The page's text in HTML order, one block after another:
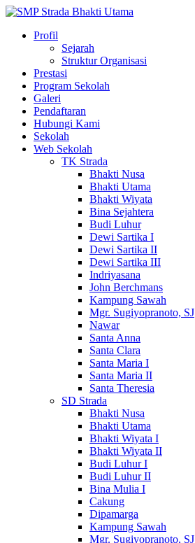
Profil
Sejarah
Struktur Organisasi
Prestasi
Program Sekolah
Galeri
Pendaftaran
Hubungi Kami
Sekolah
Web Sekolah
TK Strada
Bhakti Nusa
Bhakti Utama
Bhakti Wiyata
Bina Sejahtera
Budi Luhur
Dewi Sartika I
Dewi Sartika II
Dewi Sartika III
Indriyasana
John Berchmans
Kampung Sawah
Mgr. Sugiyopranoto, SJ
Nawar
Santa Anna
Santa Clara
Santa Maria I
Santa Maria II
Santa Theresia
SD Strada
Bhakti Nusa
Bhakti Utama
Bhakti Wiyata I
Bhakti Wiyata II
Budi Luhur I
Budi Luhur II
Bina Mulia I
Cakung
Dipamarga
Kampung Sawah
Mgr. Sugiyopranoto, SJ